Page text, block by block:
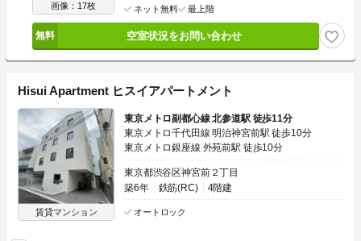
画像：17枚 ネット無料 最上階
空室状況をお問い合わせ
Hisui Apartment ヒスイアパートメント
賃貸マンション
東京メトロ副都心線 北参道駅 徒歩11分
東京メトロ千代田線 明治神宮前駅 徒歩10分
東京メトロ銀座線 外苑前駅 徒歩10分
東京都渋谷区神宮前２丁目
築6年
鉄筋(RC) 4階建
オートロック